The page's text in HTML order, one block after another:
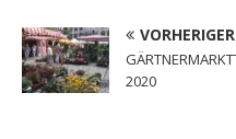
VORHERIGER
2020